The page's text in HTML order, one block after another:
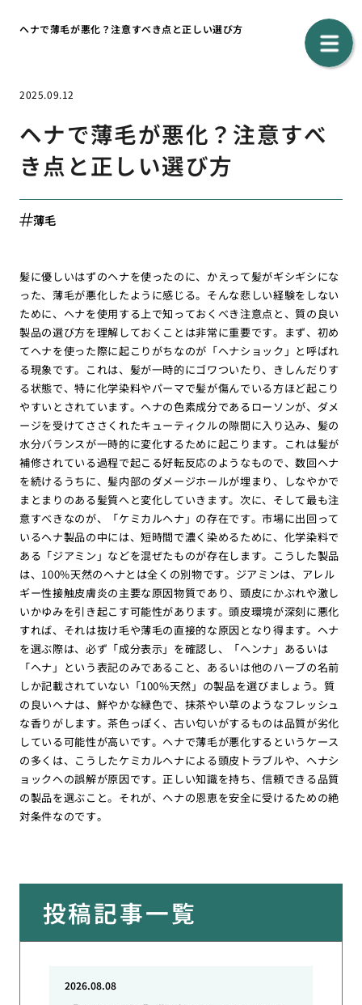
ヘナで薄毛が悪化？注意すべき点と正しい選び方
2025.09.12
ヘナで薄毛が悪化？注意すべ
き点と正しい選び方
薄毛
髪に優しいはずのヘナを使ったのに、かえって髪がギシギシにな
った、薄毛が悪化したように感じる。そんな悲しい経験をしない
ために、ヘナを使用する上で知っておくべき注意点と、質の良い
製品の選び方を理解しておくことは非常に重要です。まず、初め
てヘナを使った際に起こりがちなのが「ヘナショック」と呼ばれ
る現象です。これは、髪が一時的にゴワついたり、きしんだりす
る状態で、特に化学染料やパーマで髪が傷んでいる方ほど起こり
やすいとされています。ヘナの色素成分であるローソンが、ダメ
ージを受けてささくれたキューティクルの隙間に入り込み、髪の
水分バランスが一時的に変化するために起こります。これは髪が
補修されている過程で起こる好転反応のようなもので、数回ヘナ
を続けるうちに、髪内部のダメージホールが埋まり、しなやかで
まとまりのある髪質へと変化していきます。次に、そして最も注
意すべきなのが、「ケミカルヘナ」の存在です。市場に出回って
いるヘナ製品の中には、短時間で濃く染めるために、化学染料で
ある「ジアミン」などを混ぜたものが存在します。こうした製品
は、100%天然のヘナとは全くの別物です。ジアミンは、アレル
ギー性接触皮膚炎の主要な原因物質であり、頭皮にかぶれや激し
いかゆみを引き起こす可能性があります。頭皮環境が深刻に悪化
すれば、それは抜け毛や薄毛の直接的な原因となり得ます。ヘナ
を選ぶ際は、必ず「成分表示」を確認し、「ヘンナ」あるいは
「ヘナ」という表記のみであること、あるいは他のハーブの名前
しか記載されていない「100%天然」の製品を選びましょう。質
の良いヘナは、鮮やかな緑色で、抹茶やい草のようなフレッシュ
な香りがします。茶色っぽく、古い匂いがするものは品質が劣化
している可能性が高いです。ヘナで薄毛が悪化するというケース
の多くは、こうしたケミカルヘナによる頭皮トラブルや、ヘナシ
ョックへの誤解が原因です。正しい知識を持ち、信頼できる品質
の製品を選ぶこと。それが、ヘナの恩恵を安全に受けるための絶
対条件なのです。
投稿記事一覧
2026.08.08